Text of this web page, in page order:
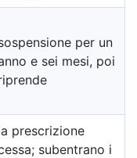
per un
e sei mesi, poi
prescrizione
subentrano i